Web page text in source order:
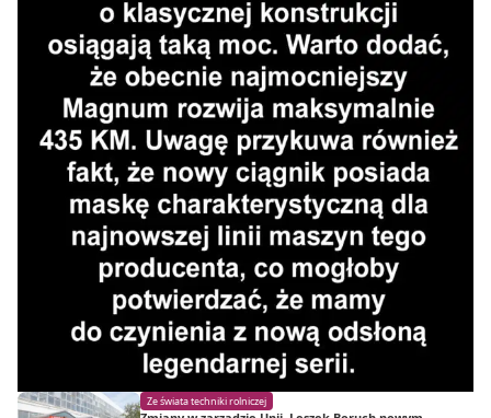
Ze świata techniki rolniczej